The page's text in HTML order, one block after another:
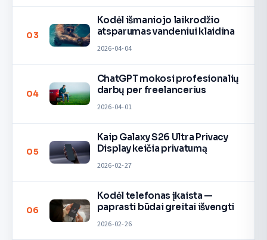
03
Kodėl išmaniojo laikrodžio
atsparumas vandeniui klaidina
2026-04-04
04
ChatGPT mokosi profesionalių
darbų per freelancerius
2026-04-01
05
Kaip Galaxy S26 Ultra Privacy
Display keičia privatumą
2026-02-27
06
Kodėl telefonas įkaista —
paprasti būdai greitai išvengti
2026-02-26